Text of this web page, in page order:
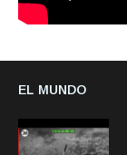
EL MUNDO